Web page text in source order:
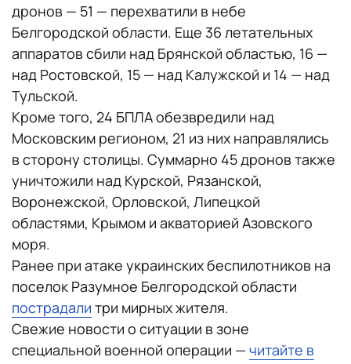
дронов — 51 — перехватили в небе
Белгородской области. Еще 36 летательных
аппаратов сбили над Брянской областью, 16 —
над Ростовской, 15 — над Калужской и 14 — над
Тульской.
Кроме того, 24 БПЛА обезвредили над
Московским регионом, 21 из них направлялись
в сторону столицы. Суммарно 45 дронов также
уничтожили над Курской, Рязанской,
Воронежской, Орловской, Липецкой
областями, Крымом и акваторией Азовского
моря.
Ранее при атаке украинских беспилотников на
поселок Разумное Белгородской области
пострадали три мирных жителя.
Свежие новости о ситуации в зоне
специальной военной операции — читайте в